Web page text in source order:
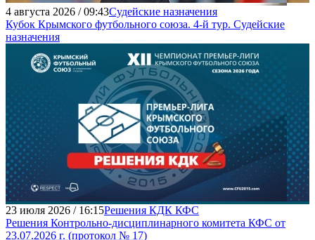
4 августа 2026 / 09:43Судейские назначения
Кубок Крымского футбольного союза. 4-й тур. Судейские
назначения
23 июля 2026 / 16:15Решения КДК КФС
Решения Контрольно-дисциплинарного комитета КФС от
23.07.2026 г. (протокол № 17)